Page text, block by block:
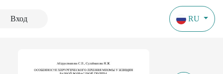
Вход RU